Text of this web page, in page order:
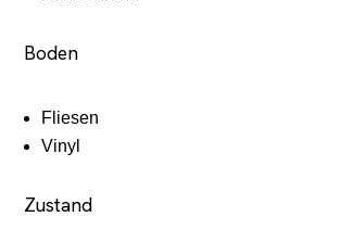
Boden
Fliesen
Vinyl
Zustand